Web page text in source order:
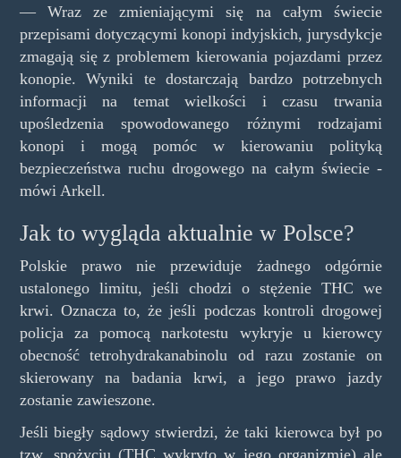
— Wraz ze zmieniającymi się na całym świecie
przepisami dotyczącymi konopi indyjskich, jurysdykcje
zmagają się z problemem kierowania pojazdami przez
konopie. Wyniki te dostarczają bardzo potrzebnych
informacji na temat wielkości i czasu trwania
upośledzenia spowodowanego różnymi rodzajami
konopi i mogą pomóc w kierowaniu polityką
bezpieczeństwa ruchu drogowego na całym świecie -
mówi Arkell.
Jak to wygląda aktualnie w Polsce?
Polskie prawo nie przewiduje żadnego odgórnie
ustalonego limitu, jeśli chodzi o stężenie THC we
krwi. Oznacza to, że jeśli podczas kontroli drogowej
policja za pomocą narkotestu wykryje u kierowcy
obecność tetrohydrakanabinolu od razu zostanie on
skierowany na badania krwi, a jego prawo jazdy
zostanie zawieszone.
Jeśli biegły sądowy stwierdzi, że taki kierowca był po
tzw. spożyciu (THC wykryto w jego organizmie) ale